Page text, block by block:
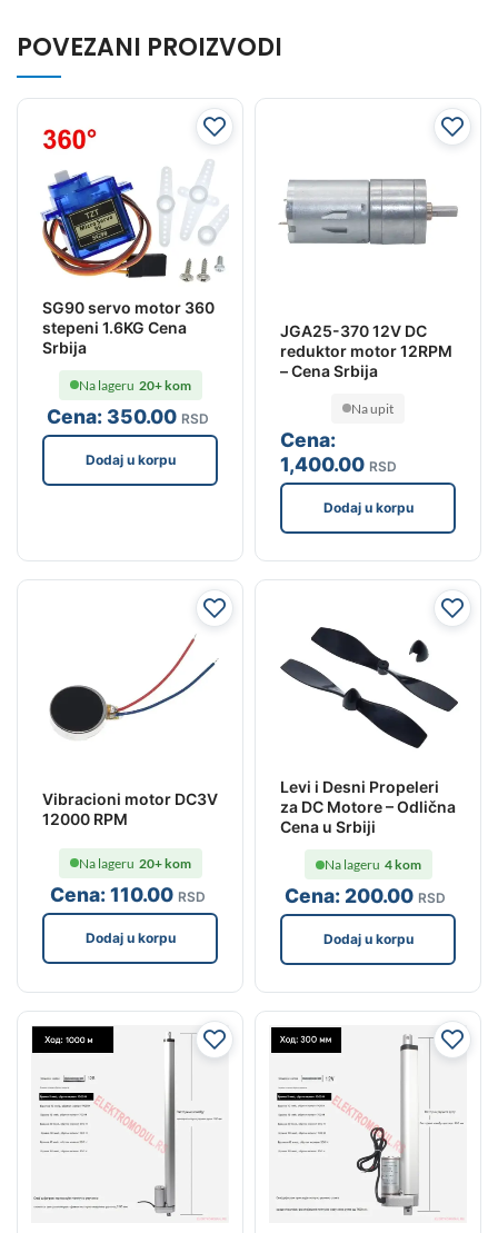
POVEZANI PROIZVODI
SG90 servo motor 360
stepeni 1.6KG Cena
Srbija
Cena:350.00 RSD
Na lageru 20+ kom
Dodaj u korpu
JGA25-370 12V DC
reduktor motor 12RPM
– Cena Srbija
Cena:
1,400.00 RSD
Na upit
Dodaj u korpu
Vibracioni motor DC3V
12000 RPM
Cena:110.00 RSD
Na lageru 20+ kom
Dodaj u korpu
Levi i Desni Propeleri
za DC Motore – Odlična
Cena u Srbiji
Cena: 200.00 RSD
Na lageru 4 kom
Dodaj u korpu